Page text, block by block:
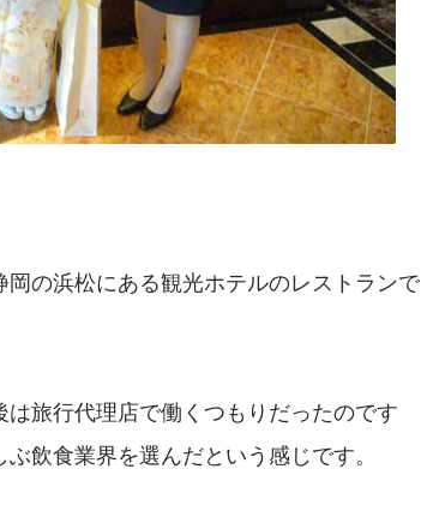
の浜松にある観光ホテルのレストランで
旅行代理店で働くつもりだったのです
飲食業界を選んだという感じです。